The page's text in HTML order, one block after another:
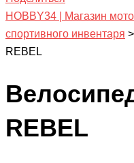
HOBBY34 | Магазин
спортивного инвентаря >
REBEL
REBEL